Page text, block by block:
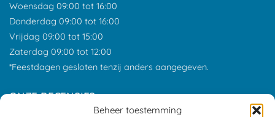
Beheer toestemming
Woensdag 09:00 tot 16:00
Donderdag 09:00 tot 16:00
Vrijdag 09:00 tot 15:00
Zaterdag 09:00 tot 12:00
*Feestdagen gesloten tenzij anders aangegeven.
ONZE RECENSIES